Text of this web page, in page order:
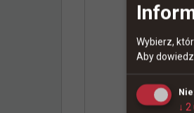
Wybierz,
Aby
↓ 2